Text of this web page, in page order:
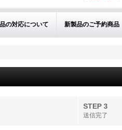
の対応について 新製品のご予約商品
STEP 3
送信完了